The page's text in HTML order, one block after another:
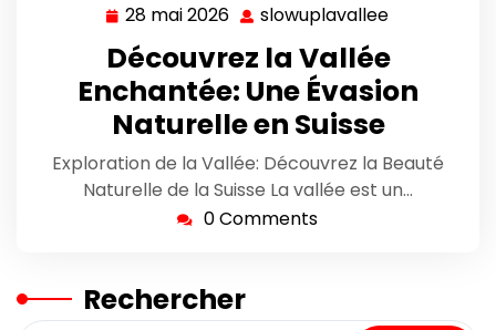
28 mai 2026 28
2026
slowuplavallee
Découvrez la Vallée
Enchantée: Une Évasion
Naturelle en Suisse
Exploration de la Vallée: Découvrez la Beauté
Naturelle de la Suisse La vallée est un…
0 Comments
Rechercher